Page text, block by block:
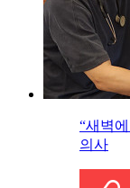
“새벽
의사